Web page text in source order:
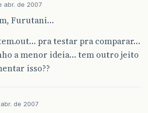
abr. de 2007
Furutani…
pra testar pra comparar…
a menor ideia… tem outro jeito
isso??
abr. de 2007